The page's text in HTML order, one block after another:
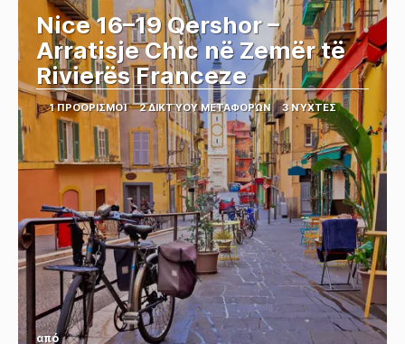
Nice 16–19 Qershor –
Arratisje Chic në Zemër të
Rivierës Franceze
1 ΠΡΟΟΡΙΣΜΟΊ 2 ΔΙΚΤΎΟΥ ΜΕΤΑΦΟΡΏΝ 3 ΝΎΧΤΕΣ
από